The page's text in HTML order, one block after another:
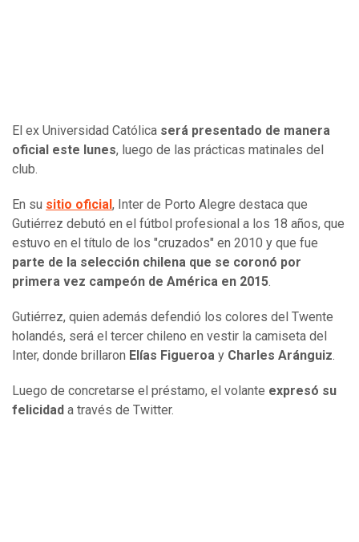
El ex Universidad Católica será presentado de manera
oficial este lunes, luego de las prácticas matinales del
club.
En su sitio oficial, Inter de Porto Alegre destaca que
Gutiérrez debutó en el fútbol profesional a los 18 años, que
estuvo en el título de los "cruzados" en 2010 y que fue
parte de la selección chilena que se coronó por
primera vez campeón de América en 2015
Gutiérrez, quien además defendió los colores del Twente
holandés, será el tercer chileno en vestir la camiseta del
Inter, donde brillaron Elías Figueroa y Charles Aránguiz
Luego de concretarse el préstamo, el volante expresó su
felicidad a través de Twitter.